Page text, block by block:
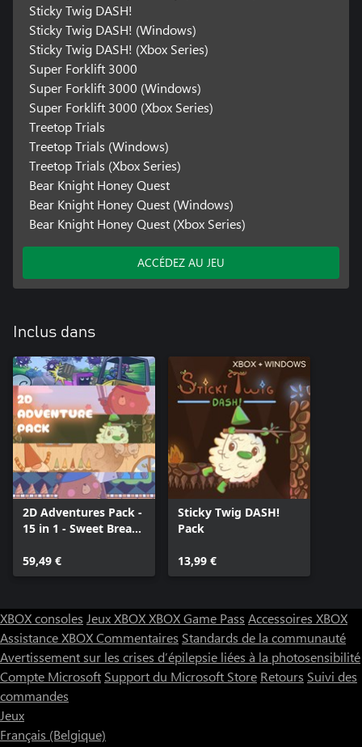
Sticky Twig DASH!
Sticky Twig DASH! (Windows)
Sticky Twig DASH! (Xbox Series)
Super Forklift 3000
Super Forklift 3000 (Windows)
Super Forklift 3000 (Xbox Series)
Treetop Trials
Treetop Trials (Windows)
Treetop Trials (Xbox Series)
Bear Knight Honey Quest
Bear Knight Honey Quest (Windows)
Bear Knight Honey Quest (Xbox Series)
ACCÉDEZ AU JEU
Inclus dans
2D Adventures Pack -
15 in 1 - Sweet Bread
59,49 €
Sticky Twig DASH!
Pack
13,99 €
XBOX consoles Jeux XBOXXBOX Game Pass Accessoires XBOX
Assistance XBOXCommentaires Standards de la communauté
Avertissement sur les crises d’épilepsie liées à la photosensibilité
Compte Microsoft Support du Microsoft Store Retours Suivi des
commandes
Jeux
Français (Belgique)